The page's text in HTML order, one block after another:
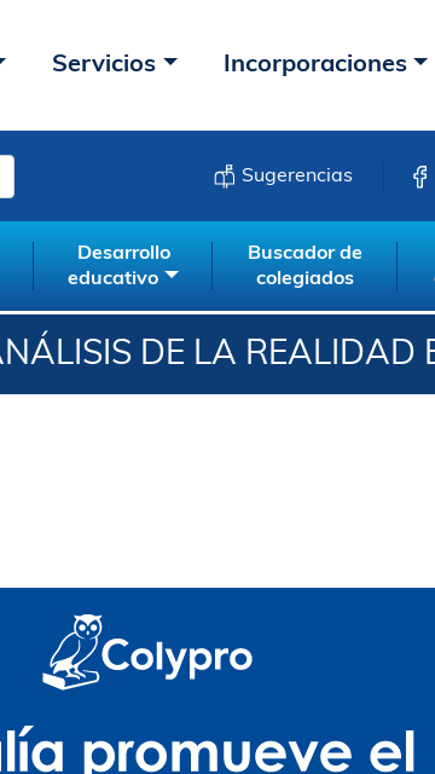
Servicios Incorporaciones
Sugerencias
Desarrollo
educativo
Buscador de
colegiados
DE LA REALIDAD